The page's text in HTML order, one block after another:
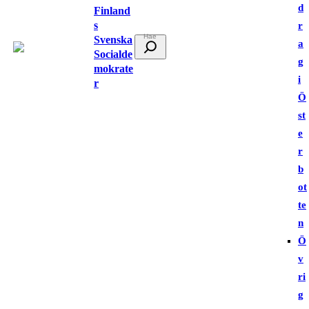
Finland
s
Svenska
Socialde
mokrate
r
ö
d
r
a
g
i
Ö
st
e
r
b
ot
te
n
Ö
v
ri
g